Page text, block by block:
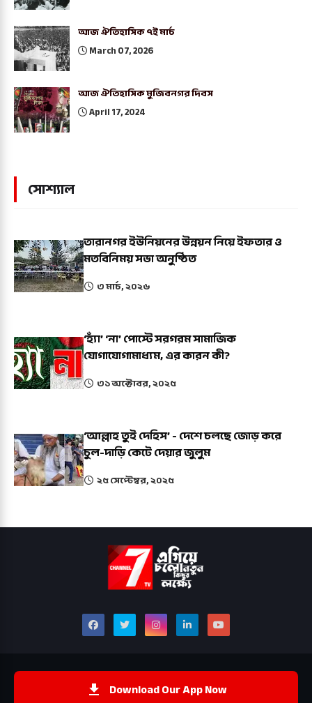
আজ ঐতিহাসিক ৭ই মার্চ
March 07, 2026
আজ ঐতিহাসিক মুজিবনগর দিবস
April 17, 2024
সোশ্যাল
তারানগর ইউনিয়নের উন্নয়ন নিয়ে ইফতার ও
মতবিনিময় সভা অনুষ্ঠিত
৩ মার্চ, ২০২৬
‘হ্যাঁ’ ‘না’ পোস্টে সরগরম সামাজিক
যোগাযোগামাধ্যম, এর কারন কী?
৩১ অক্টোবর, ২০২৫
‘আল্লাহ তুই দেহিস’ - দেশে চলছে জোড় করে
চুল-দাড়ি কেটে দেয়ার জুলুম
২৫ সেপ্টেম্বর, ২০২৫
Download Our App Now